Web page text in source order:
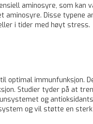
aminosyre, som kan
Disse typene
i tider med høyt stress.
optimal immunfunksjon.
Studier tyder på at
og
og vil støtte en